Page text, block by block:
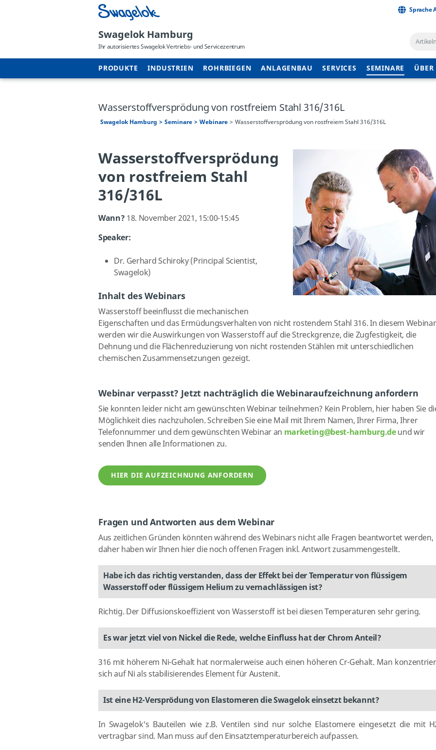
Sprache
Swagelok Hamburg
Ihr autorisiertes Swagelok Vertriebs- und Servicezentrum
PRODUKTE INDUSTRIEN ROHRBIEGEN ANLAGENBAU SERVICES SEMINARE
Wasserstoffversprödung von rostfreiem Stahl 316/316L
Swagelok Hamburg Seminare Webinare Wasserstoffversprödung von rostfreiem Stahl 316/316L
Wasserstoffversprödung
von rostfreiem Stahl
316/316L
Wann? 18. November 2021, 15:00-15:45
Speaker:
Dr. Gerhard Schiroky (Principal Scientist,
Swagelok)
Inhalt des Webinars
Wasserstoff beeinflusst die mechanischen
Eigenschaften und das Ermüdungsverhalten von nicht rostendem Stahl 316. In diesem Webinar
werden wir die Auswirkungen von Wasserstoff auf die Streckgrenze, die Zugfestigkeit, die
Dehnung und die Flächenreduzierung von nicht rostenden Stählen mit unterschiedlichen
chemischen Zusammensetzungen gezeigt.
Webinar verpasst? Jetzt nachträglich die Webinaraufzeichnung anfordern
Sie konnten leider nicht am gewünschten Webinar teilnehmen? Kein Problem, hier haben Sie
Möglichkeit dies nachzuholen. Schreiben Sie eine Mail mit Ihrem Namen, Ihrer Firma, Ihrer
Telefonnummer und dem gewünschten Webinar an marketing@best-hamburg.deund wir
senden Ihnen alle Informationen zu.
HIER DIE AUFZEICHNUNG ANFORDERN
Fragen und Antworten aus dem Webinar
Aus zeitlichen Gründen könnten während des Webinars nicht alle Fragen beantwortet werden,
daher haben wir Ihnen hier die noch offenen Fragen inkl. Antwort zusammengestellt.
Habe ich das richtig verstanden, dass der Effekt bei der Temperatur von flüssigem
Wasserstoff oder flüssigem Helium zu vernachlässigen ist?
Richtig. Der Diffusionskoeffizient von Wasserstoff ist bei diesen Temperaturen sehr gering.
Es war jetzt viel von Nickel die Rede, welche Einfluss hat der Chrom Anteil?
316 mit höherem Ni-Gehalt hat normalerweise auch einen höheren Cr-Gehalt. Man
sich auf Ni als stabilisierendes Element für Austenit.
Ist eine H2-Versprödung von Elastomeren die Swagelok einsetzt bekannt?
In Swagelok's Bauteilen wie z.B. Ventilen sind nur solche Elastomere eingesetzt die mit
vertragbar sind. Man muss auf den Einsatztemperaturbereich aufpassen.